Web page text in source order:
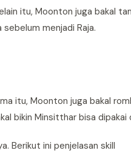
itu, Moonton juga bakal
menjadi Raja.
itu, Moonton juga bakal
bikin Minsitthar bisa dipakai
Berikut ini penjelasan skill